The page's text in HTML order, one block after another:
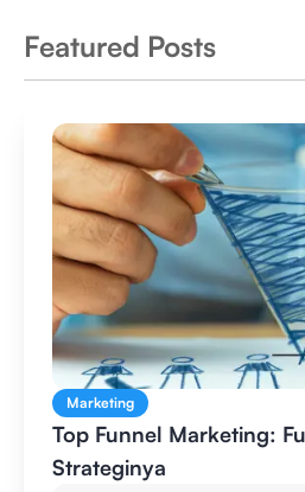
Featured Posts
Marketing
Top Funnel Marketing:
Strateginya